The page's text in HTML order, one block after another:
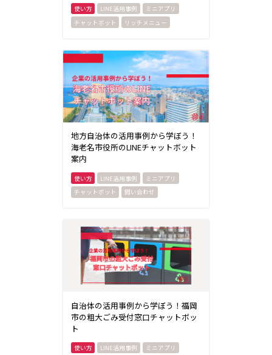
LINE活用事例
ミニアプリ
チャットボット
リッチメニュー
地方自治体の活用事例から学ぼう！
海老名市役所のLINEチャットボット
案内
LINE活用事例
ミニアプリ
チャットボット
問い合わせ
自治体の活用事例から学ぼう！福岡
市の粗大ごみ受付窓口チャットボッ
ト
LINE活用事例
ミニアプリ